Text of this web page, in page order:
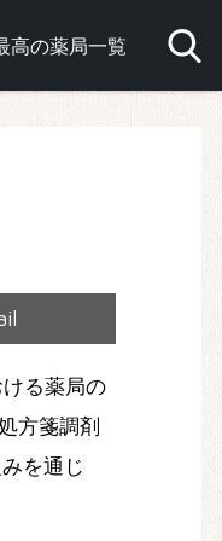
高の薬局一覧
る薬局の
方箋調剤
を通じ